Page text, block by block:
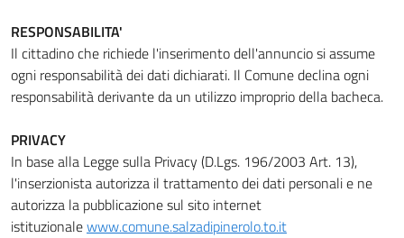
RESPONSABILITA'
Il cittadino che richiede l'inserimento dell'annuncio si assume
ogni responsabilità dei dati dichiarati. Il Comune declina ogni
responsabilità derivante da un utilizzo improprio della bacheca.
PRIVACY
In base alla Legge sulla Privacy (D.Lgs. 196/2003 Art. 13),
l'inserzionista autorizza il trattamento dei dati personali e ne
autorizza la pubblicazione sul sito internet
istituzionalewww.comune.salzadipinerolo.to.it